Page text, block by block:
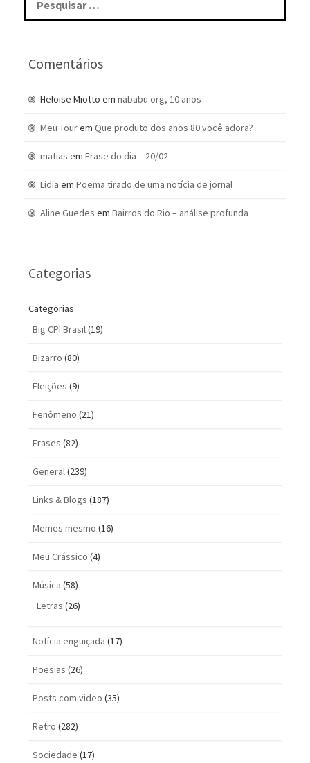
por:
Comentários
Heloise Miotto em nababu.org, 10 anos
Meu Tourem Que produto dos anos 80 você adora?
matias em Frase do dia – 20/02
Lidia em Poema tirado de uma notícia de jornal
Aline Guedes em Bairros do Rio – análise profunda
Categorias
Categorias
Big CPI Brasil(19)
Bizarro (80)
Eleições (9)
Fenômeno (21)
Frases (82)
General(239)
Links & Blogs (187)
Memes mesmo (16)
Meu Crássico (4)
Música (58)
Letras (26)
Notícia enguiçada (17)
Poesias (26)
Posts com vi­deo (35)
Retro (282)
Sociedade (17)